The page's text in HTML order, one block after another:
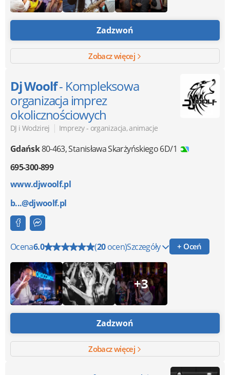
Zadzwoń
Zobacz więcej
Dj Woolf- Kompleksowa
organizacja imprez
okolicznościowych
DJ i Wodzirej | Imprezy - organizacja, animacje
Gdańsk80-463,Stanisława Skarżyńskiego 6D/1
695-300-899
www.djwoolf.pl
b...@djwoolf.pl
Ocena6.0 (20ocen)Szczegóły + Oceń
+3
Zadzwoń
Zobacz więcej